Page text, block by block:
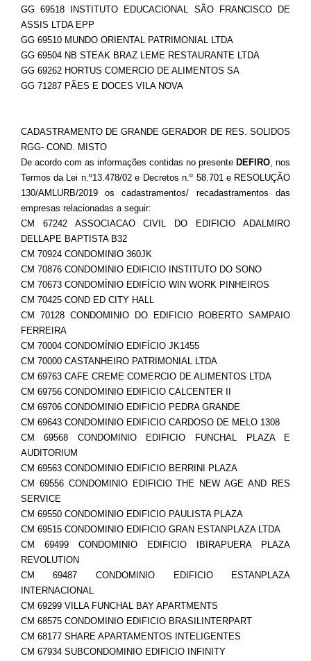
GG 69518 INSTITUTO EDUCACIONAL SÃO FRANCISCO DE
ASSIS LTDA EPP
GG 69510 MUNDO ORIENTAL PATRIMONIAL LTDA
GG 69504 NB STEAK BRAZ LEME RESTAURANTE LTDA
GG 69262 HORTUS COMERCIO DE ALIMENTOS SA
GG 71287 PÃES E DOCES VILA NOVA
CADASTRAMENTO DE GRANDE GERADOR DE RES. SOLIDOS
RGG- COND. MISTO
De acordo com as informações contidas no presente DEFIRO , nos
Termos da Lei n.º13.478/02 e Decretos n.º 58.701 e RESOLUÇÃO
130/AMLURB/2019 os cadastramentos/ recadastramentos das
empresas relacionadas a seguir:
CM 67242 ASSOCIACAO CIVIL DO EDIFICIO ADALMIRO
DELLAPE BAPTISTA B32
CM 70924 CONDOMINIO 360JK
CM 70876 CONDOMINIO EDIFICIO INSTITUTO DO SONO
CM 70673 CONDOMÍNIO EDIFÍCIO WIN WORK PINHEIROS
CM 70425 COND ED CITY HALL
CM 70128 CONDOMINIO DO EDIFICIO ROBERTO SAMPAIO
FERREIRA
CM 70004 CONDOMÍNIO EDIFÍCIO JK1455
CM 70000 CASTANHEIRO PATRIMONIAL LTDA
CM 69763 CAFE CREME COMERCIO DE ALIMENTOS LTDA
CM 69756 CONDOMINIO EDIFICIO CALCENTER II
CM 69706 CONDOMINIO EDIFICIO PEDRA GRANDE
CM 69643 CONDOMINIO EDIFICIO CARDOSO DE MELO 1308
CM 69568 CONDOMINIO EDIFICIO FUNCHAL PLAZA E
AUDITORIUM
CM 69563 CONDOMINIO EDIFICIO BERRINI PLAZA
CM 69556 CONDOMINIO EDIFICIO THE NEW AGE AND RES
SERVICE
CM 69550 CONDOMINIO EDIFICIO PAULISTA PLAZA
CM 69515 CONDOMINIO EDIFICIO GRAN ESTANPLAZA LTDA
CM 69499 CONDOMINIO EDIFICIO IBIRAPUERA PLAZA
REVOLUTION
CM 69487 CONDOMINIO EDIFICIO ESTANPLAZA
INTERNACIONAL
CM 69299 VILLA FUNCHAL BAY APARTMENTS
CM 68575 CONDOMINIO EDIFICIO BRASILINTERPART
CM 68177 SHARE APARTAMENTOS INTELIGENTES
CM 67934 SUBCONDOMINIO EDIFICIO INFINITY